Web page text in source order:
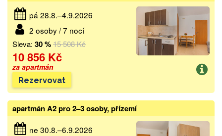
pá 28.8.–4.9.2026
2 osoby / 7 nocí
Sleva: 30 %15 508 Kč
10 856 Kč
za apartmán
Rezervovat
apartmán A2 pro 2–3 osoby, přízemí
ne 30.8.–6.9.2026